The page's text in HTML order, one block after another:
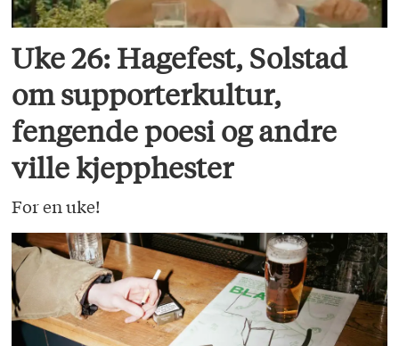
Uke 26: Hagefest, Solstad
om supporterkultur,
fengende poesi og andre
ville kjepphester
For en uke!